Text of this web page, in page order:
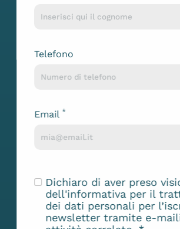
Telefono
Email *
Dichiaro di aver preso
dell'informativa per il
dei dati personali per
newsletter tramite e-